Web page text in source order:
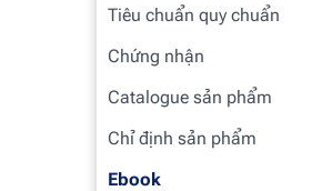
Tiêu chuẩn quy chuẩn
Chứng nhận
Catalogue sản phẩm
Chỉ định sản phẩm
Ebook